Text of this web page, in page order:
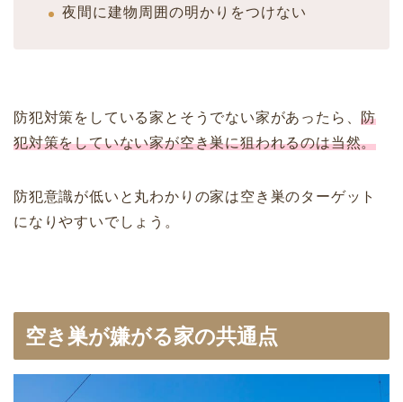
夜間に建物周囲の明かりをつけない
防犯対策をしている家とそうでない家があったら、防
犯対策をしていない家が空き巣に狙われるのは当然。
防犯意識が低いと丸わかりの家は空き巣のターゲット
になりやすいでしょう。
空き巣が嫌がる家の共通点